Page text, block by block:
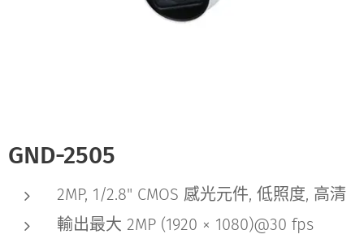
GND-2505
2MP, 1/2.8" CMOS 感光元件, 低照度, 高清
輸出最大 2MP (1920 × 1080)@30 fps